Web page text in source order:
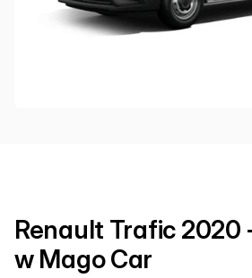
Renault Trafic 2020
w Mago Car